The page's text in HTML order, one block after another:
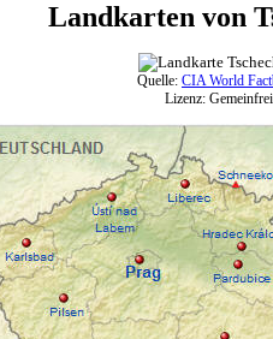
Landkarten von
Quelle: CIA World
Lizenz: Gemeinfrei